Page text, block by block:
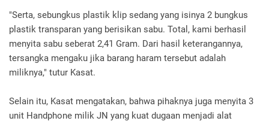
"Serta, sebungkus plastik klip sedang yang isinya 2 bungkus
plastik transparan yang berisikan sabu. Total, kami berhasil
menyita sabu seberat 2,41 Gram. Dari hasil keterangannya,
tersangka mengaku jika barang haram tersebut adalah
miliknya," tutur Kasat.
Selain itu, Kasat mengatakan, bahwa pihaknya juga menyita 3
unit Handphone milik JN yang kuat dugaan menjadi alat